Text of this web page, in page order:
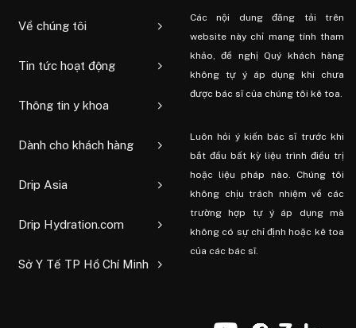
Về chúng tôi
Tin tức hoạt động
Thông tin y khoa
Dành cho khách hàng
Drip Asia
Drip Hydration.com
Sở Y Tế TP Hồ Chí Minh
Các nội dung đăng tải trên
website này chỉ mang tính tham
khảo, đề nghị Quý khách hàng
không tự ý áp dụng khi chưa
được bác sĩ của chúng tôi kê toa.
Luôn hỏi ý kiến ​​bác sĩ trước khi
bắt đầu bất kỳ liệu trình điều trị
hoặc liệu pháp nào. Chúng tôi
không chịu trách nhiệm về các
trường hợp tự ý áp dụng mà
không có sự chỉ định hoặc kê toa
của các bác sĩ.